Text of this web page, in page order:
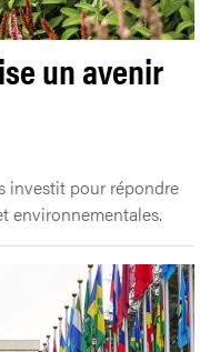
un avenir
investit pour répondre
environnementales.